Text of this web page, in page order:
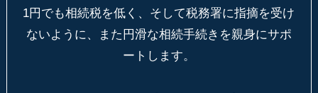
1円でも相続税を低く、そして税務署に指摘を受け
ないように、
また円滑な相続手続きを親身にサポ
ートします。